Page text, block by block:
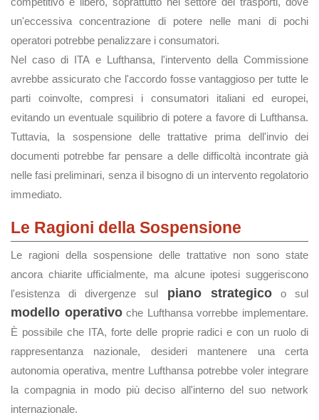
un'eccessiva concentrazione di potere nelle mani di pochi
operatori potrebbe penalizzare i consumatori.
Nel caso di ITA e Lufthansa, l'intervento della Commissione
avrebbe assicurato che l'accordo fosse vantaggioso per tutte le
parti coinvolte, compresi i consumatori italiani ed europei,
evitando un eventuale squilibrio di potere a favore di Lufthansa.
Tuttavia, la sospensione delle trattative prima dell'invio dei
documenti potrebbe far pensare a delle difficoltà incontrate già
nelle fasi preliminari, senza il bisogno di un intervento regolatorio
immediato.
Le Ragioni della Sospensione
Le ragioni della sospensione delle trattative non sono state
ancora chiarite ufficialmente, ma alcune ipotesi suggeriscono
l'esistenza di divergenze sul piano strategicoo sul
modello operativoche Lufthansa vorrebbe implementare.
È possibile che ITA, forte delle proprie radici e con un ruolo di
rappresentanza nazionale, desideri mantenere una certa
autonomia operativa, mentre Lufthansa potrebbe voler integrare
la compagnia in modo più deciso all'interno del suo network
internazionale.